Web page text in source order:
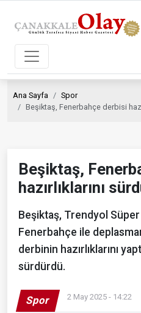
Ana Sayfa
Spor
Beşiktaş, Fenerbahçe derbisi
Beşiktaş,
hazırlıklarını
Beşiktaş, Trendyol
Fenerbahçe ile
derbinin hazırlıklarını
sürdürdü.
Spor 2 May 2025 - 14:22